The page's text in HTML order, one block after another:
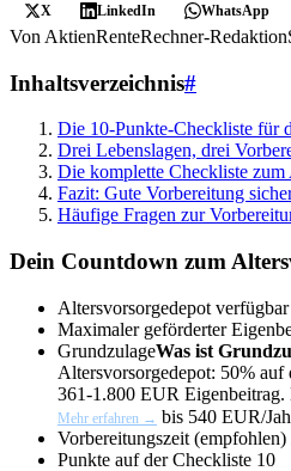
X LinkedIn WhatsApp
Von AktienRenteRechner-Redaktion
Inhaltsverzeichnis#
Die 10-Punkte-Checkliste für
Drei Lebenslagen, drei
Die komplette Checkliste zum
Fazit: Gute Vorbereitung
Häufige Fragen zur
Dein Countdown zum
Altersvorsorgedepot
Maximaler geförderter
GrundzulageWas ist
Altersvorsorgedepot: 50%
361-1.800 EUR
Mehr erfahren → bis 540 EUR/
Vorbereitungszeit (empfohlen)
Punkte auf der Checkliste 10